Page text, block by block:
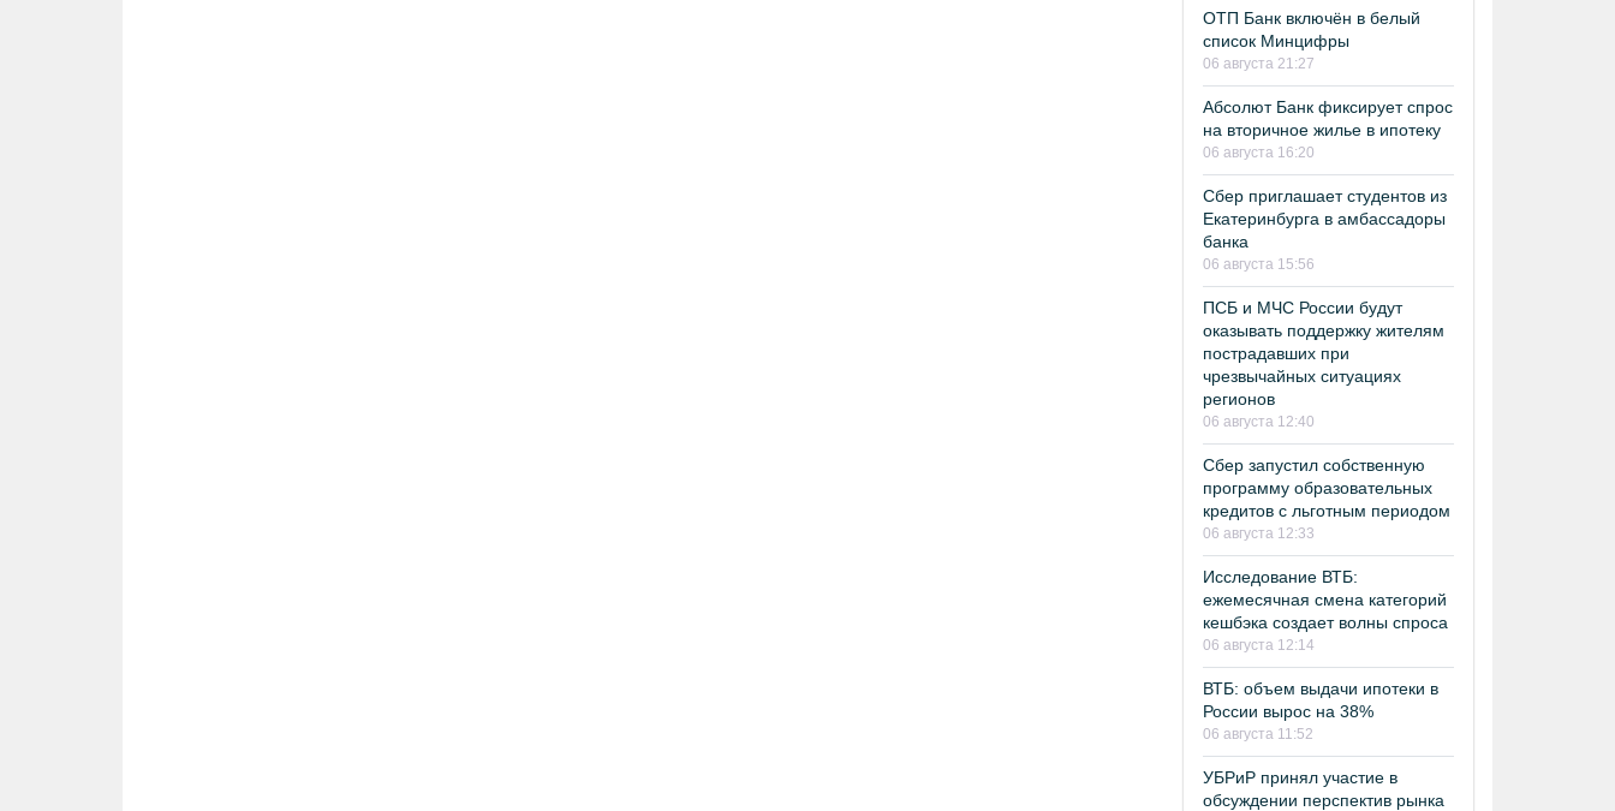
ОТП Банк включён в белый
список Минцифры
06 августа 21:27
Абсолют Банк фиксирует спрос
на вторичное жилье в ипотеку
06 августа 16:20
Сбер приглашает студентов из
Екатеринбурга в амбассадоры
банка
06 августа 15:56
ПСБ и МЧС России будут
оказывать поддержку жителям
пострадавших при
чрезвычайных ситуациях
регионов
06 августа 12:40
Сбер запустил собственную
программу образовательных
кредитов с льготным периодом
06 августа 12:33
Исследование ВТБ:
ежемесячная смена категорий
кешбэка создает волны спроса
06 августа 12:14
ВТБ: объем выдачи ипотеки в
России вырос на 38%
06 августа 11:52
УБРиР принял участие в
обсуждении перспектив рынка